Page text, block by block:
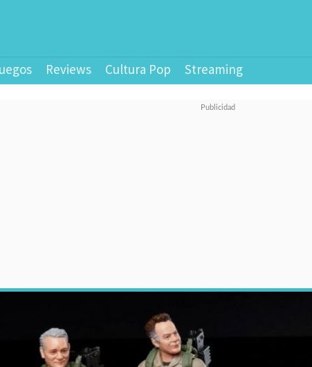
Reviews Cultura Pop Streaming